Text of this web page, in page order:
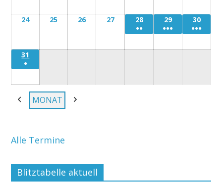
24Montag
25 Dienstag
26 Mittwoch
27Donnerstag
28Freitag
●●
29Samstag
29
●●●
30
30
●●●
31
●
ZurückMONAT Weiter
Alle Termine
Blitztabelle aktuell